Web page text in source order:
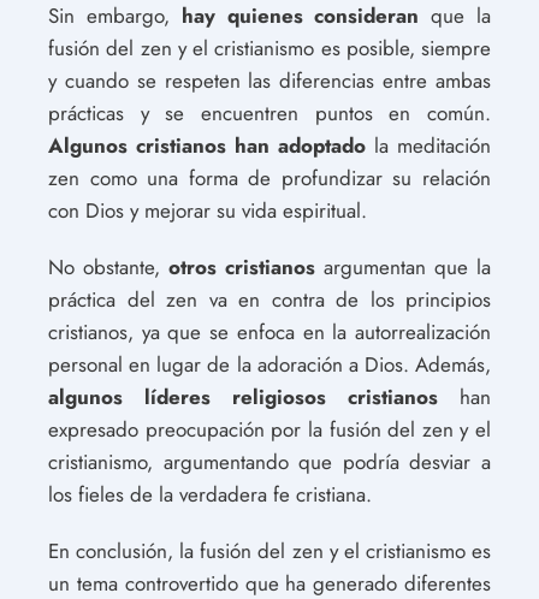
Sin embargo, hay quienes consideran que la
fusión del zen y el cristianismo es posible, siempre
y cuando se respeten las diferencias entre ambas
prácticas y se encuentren puntos en común.
Algunos cristianos han adoptado la meditación
zen como una forma de profundizar su relación
con Dios y mejorar su vida espiritual.
No obstante, otros cristianos argumentan que la
práctica del zen va en contra de los principios
cristianos, ya que se enfoca en la autorrealización
personal en lugar de la adoración a Dios. Además,
algunos líderes religiosos cristianos han
expresado preocupación por la fusión del zen y el
cristianismo, argumentando que podría desviar a
los fieles de la verdadera fe cristiana.
En conclusión, la fusión del zen y el cristianismo es
un tema controvertido que ha generado diferentes